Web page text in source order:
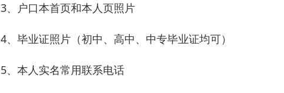
3、户口本首页和本人页照片
4、毕业证照片（初中、高中、中专毕业证均可）
5、本人实名常用联系电话